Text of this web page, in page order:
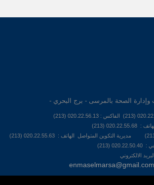
وإدارة الصحة بالمرسى - برج البحري -
(213)
(213)
البريد الالكتروني